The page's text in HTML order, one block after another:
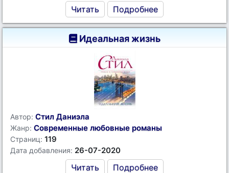
Читать Подробнее
Идеальная жизнь
Автор: Стил Даниэла
Жанр: Современные любовные романы
Страниц: 119
Дата добавления: 26-07-2020
Читать Подробнее